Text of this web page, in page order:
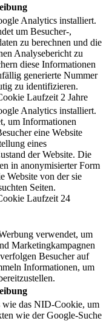
Analytics installiert.
um Besucher-,
zu berechnen und die
Analysebericht zu
diese Informationen
generierte Nummer
zu identifizieren.
Laufzeit 2 Jahre
Analytics installiert.
um Informationen
eine Website
eines
der Website. Die
in anonymisierter Form
Website von der sie
Seiten.
Laufzeit 24
verwendet, um
Marketingkampagnen
Besucher auf
Informationen, um
wie das NID-Cookie, um
wie der Google-Suche